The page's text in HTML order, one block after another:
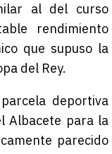
al del curso
rendimiento
que supuso la
del Rey.
deportiva
Albacete para la
parecido